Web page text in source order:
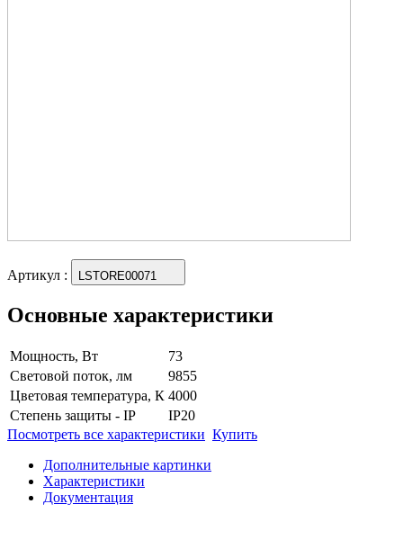
Артикул : LSTORE00071
Основные характеристики
Мощность, Вт
73
Световой поток, лм
9855
Цветовая температура, К 4000
Степень защиты - IP
IP20
Посмотреть все характеристики Купить
Дополнительные картинки
Характеристики
Документация